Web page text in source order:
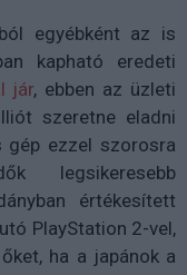
egyébként az is
kapható eredeti
jár, ebben az üzleti
szeretne eladni
ezzel szorosra
legsikeresebb
értékesített
PlayStation 2-vel,
ha a japánok a